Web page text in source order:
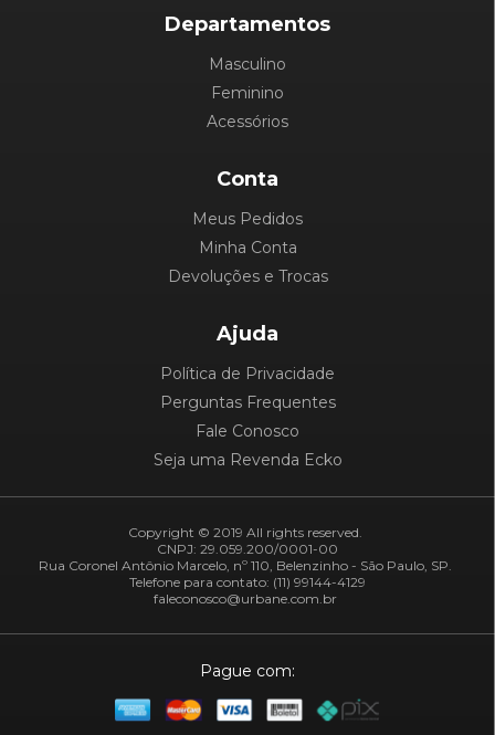
Departamentos
Masculino
Feminino
Acessórios
Conta
Meus Pedidos
Minha Conta
Devoluções e Trocas
Ajuda
Política de Privacidade
Perguntas Frequentes
Fale Conosco
Seja uma Revenda Ecko
Copyright © 2019 All rights reserved.
CNPJ: 29.059.200/0001-00
Rua Coronel Antônio Marcelo, nº 110, Belenzinho - São Paulo, SP.
Telefone para contato: (11) 99144-4129
faleconosco@urbane.com.br
Pague com: